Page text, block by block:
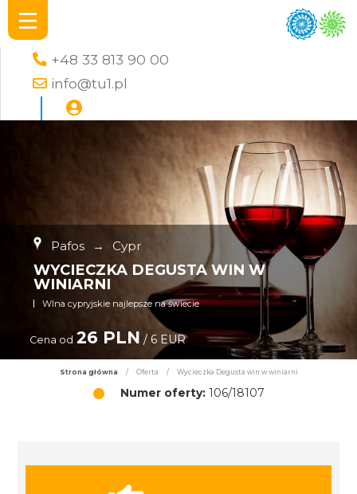
+48 33 813 90 00
info@tu1.pl
Pafos → Cypr
WYCIECZKA DEGUSTA WIN W
WINIARNI
WIna cypryjskie najlepsze na świecie
Cena od 26 PLN / 6 EUR
Strona główna / Oferta / Wycieczka Degusta win w winiarni
Numer oferty:106/18107